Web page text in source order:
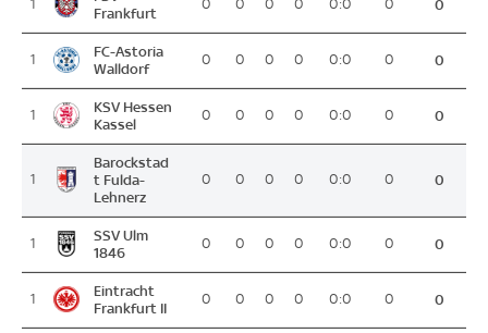
1
Frankfurt
0 0 0 0 0:0 0 0
1
FC-Astoria
Walldorf
0 0 0 0 0:0 0 0
1
KSV Hessen
Kassel
0 0 0 0 0:0 0 0
1
Barockstad
t Fulda-
Lehnerz
0 0 0 0 0:0 0 0
1
SSV Ulm
1846
0 0 0 0 0:0 0 0
1
Eintracht
Frankfurt II
0 0 0 0 0:0 0 0